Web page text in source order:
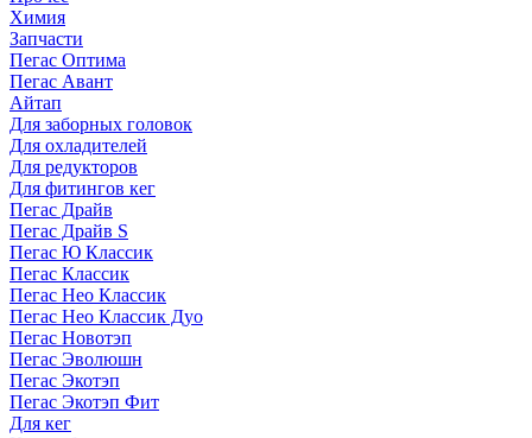
Химия
Запчасти
Пегас Оптима
Пегас Авант
Айтап
Для заборных головок
Для охладителей
Для редукторов
Для фитингов кег
Пегас Драйв
Пегас Драйв S
Пегас Ю Классик
Пегас Классик
Пегас Нео Классик
Пегас Нео Классик Дуо
Пегас Новотэп
Пегас Эволюшн
Пегас Экотэп
Пегас Экотэп Фит
Для кег